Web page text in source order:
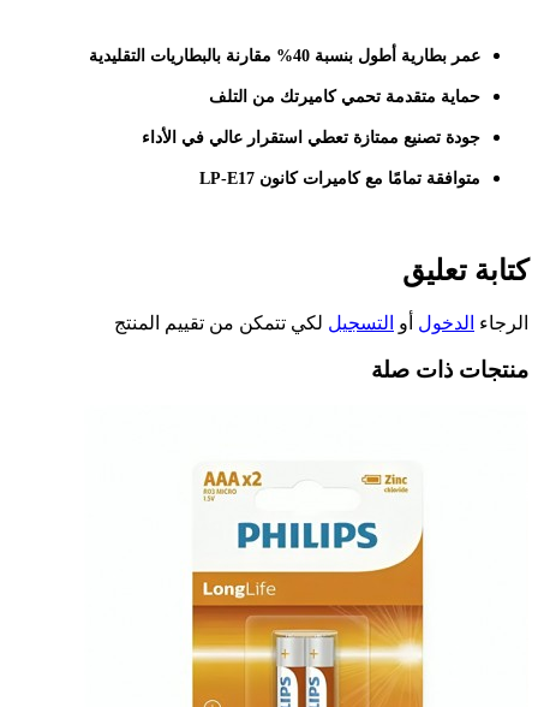
عمر بطارية أطول بنسبة 40% مقارنة بالبطاريات التقليدية
حماية متقدمة تحمي كاميرتك من التلف
جودة تصنيع ممتازة تعطي استقرار عالي في الأداء
متوافقة تمامًا مع كاميرات كانون LP-E17
كتابة تعليق
الرجاء الدخول أو التسجيل لكي تتمكن من تقييم المنتج
منتجات ذات صلة